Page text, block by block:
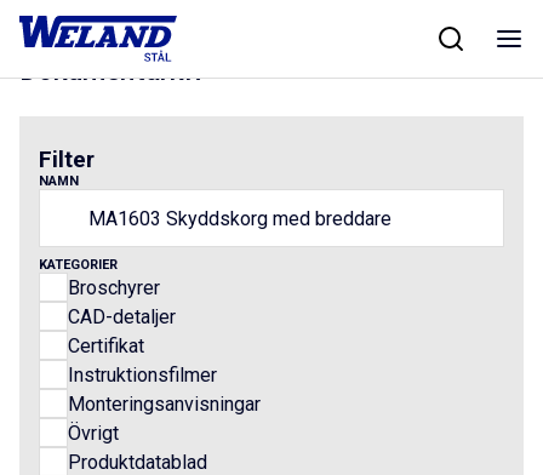
Skip
Hem/Results for MA1603 Skyddskorg med breddare
Dokumentarkiv
Filter
NAMN
KATEGORIER
Broschyrer
CAD-detaljer
Certifikat
Instruktionsfilmer
Monteringsanvisningar
Övrigt
Produktdatablad